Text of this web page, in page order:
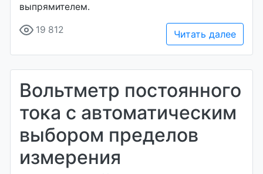
выпрямителем.
19 812 Читать далее
Вольтметр постоянного
тока с автоматическим
выбором пределов
измерения